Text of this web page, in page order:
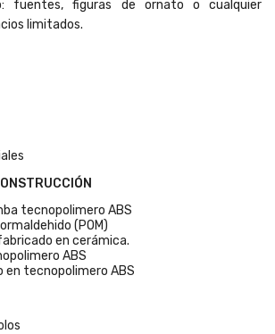
fuentes, figuras de ornato o cualquier
limitados.
tecnopolimero ABS
(POM)
en cerámica.
ABS
en tecnopolimero ABS